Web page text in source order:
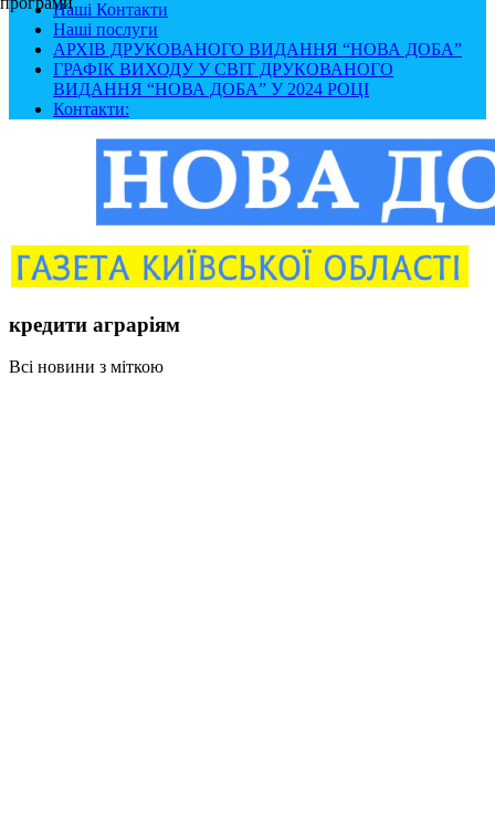
Наші Контакти
Наші послуги
АРХІВ ДРУКОВАНОГО ВИДАННЯ “НОВА ДОБА”
ГРАФІК ВИХОДУ У СВІТ ДРУКОВАНОГО
ВИДАННЯ “НОВА ДОБА” У 2024 РОЦІ
Контакти:
кредити аграріям
Всі новини з міткою